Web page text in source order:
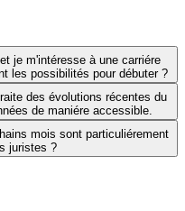
les possibilités pour débuter ?
de maniére accessible.
juristes ?